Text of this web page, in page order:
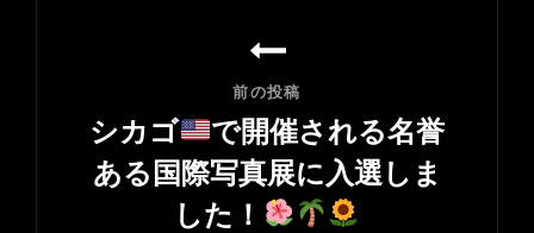
前の投稿
シカゴ
で開催される名誉
ある国際写真展に入選しま
した！